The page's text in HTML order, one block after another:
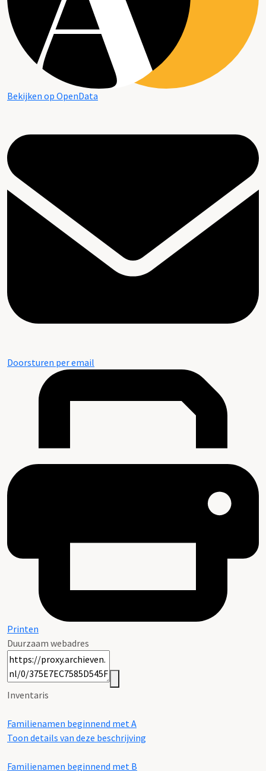
Bekijken op OpenData
Doorsturen per email
Printen
Duurzaam webadres
Inventaris
Familienamen beginnend met A
Toon details van deze beschrijving
Familienamen beginnend met B